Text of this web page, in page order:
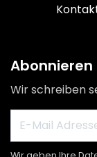
Abonnieren
Wir schreiben